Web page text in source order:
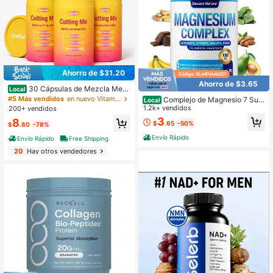
Ahorro de $31.20
Local 30 Cápsulas de Mezcla Meta
bólica LeeFar en Polvo - Mezcla de
Bebida para Definición - Berberina,
#5 Más vendidos
en nuevo Vitaminas/Minerales
200+ vendidos
$8.80 -78%
Envío Rápido
Free Shipping
20 Hay otros vendedores
Ahorro de $3.65
Local Complejo de Magnesio 7 Supl
emento de Magnesio Elemental 100
0mg – Glicinato de Magnesio, Uso
Diario
1.2k+ vendidos
$3.65 -50%
Envío Rápido